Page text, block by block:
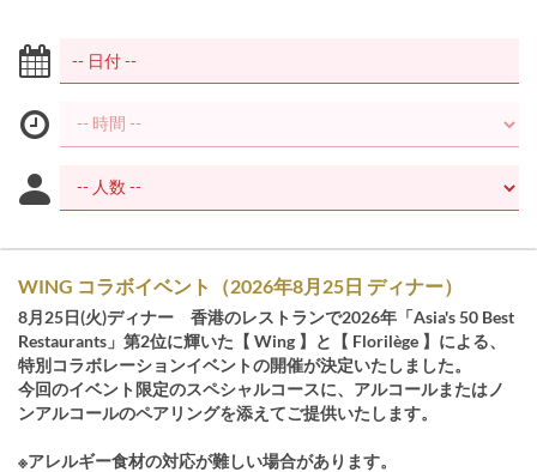
WING コラボイベント（2026年8月25日 ディナー）
8月25日(火)ディナー 香港のレストランで2026年「Asia's 50 Best
Restaurants」第2位に輝いた【 Wing 】と【 Florilège 】による、
特別コラボレーションイベントの開催が決定いたしました。
​今回のイベント限定のスペシャルコースに、アルコールまたはノ
ンアルコールのペアリングを添えてご提供いたします。
※アレルギー食材の対応が難しい場合があります。